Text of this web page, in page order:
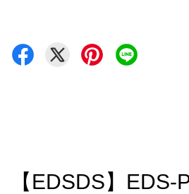
【EDSDS】EDS-